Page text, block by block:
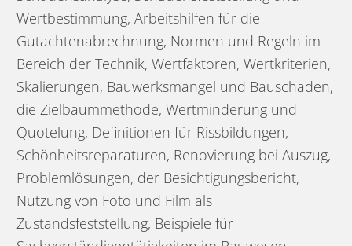
Wertbestimmung, Arbeitshilfen für die
Gutachtenabrechnung, Normen und Regeln im
Bereich der Technik, Wertfaktoren, Wertkriterien,
Skalierungen, Bauwerksmangel und Bauschaden,
die Zielbaummethode, Wertminderung und
Quotelung, Definitionen für Rissbildungen,
Schönheitsreparaturen, Renovierung bei Auszug,
Problemlösungen, der Besichtigungsbericht,
Nutzung von Foto und Film als
Zustandsfeststellung, Beispiele für